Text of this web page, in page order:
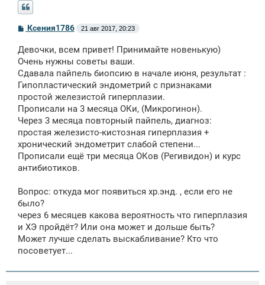
С
б
щ
н
и
Ксения1786 21 авг 2017, 20:23
Девочки, всем привет! Принимайте новенькую)
Очень нужны советы ваши.
Сдавала пайпель биопсию в начале июня, результат :
Гипопластический эндометрий с признаками
простой железистой гиперплазии.
Прописали на 3 месяца ОКи, (Микрогинон).
Через 3 месяца повторный пайпель, диагноз:
простая железисто-кистозная гиперплазия +
хронический эндометрит слабой степени...
Прописали ещё три месяца ОКов (Регивидон) и курс
антибиотиков.
Вопрос: откуда мог появиться хр.энд. , если его не
было?
через 6 месяцев какова вероятность что гиперплазия
и ХЭ пройдёт? Или она может и дольше быть?
Может лучше сделать выскабливание? Кто что
посоветует...